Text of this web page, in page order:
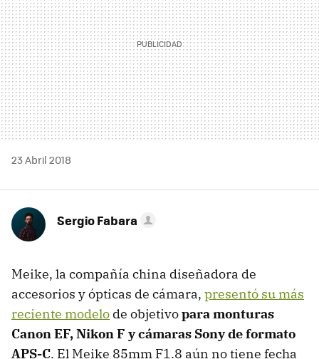
23 Abril 2018
Sergio Fabara
Meike, la compañía china diseñadora de
accesorios y ópticas de cámara, presentó su más
reciente modelo de objetivopara monturas
Canon EF, Nikon F y cámaras Sony de formato
APS-C. El Meike 85mm F1.8 aún no tiene fecha